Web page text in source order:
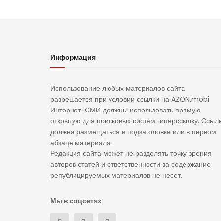
Информация
Использование любых материалов сайта
разрешается при условии ссылки на AZON.mobi
Интернет-СМИ должны использовать прямую
открытую для поисковых систем гиперссылку.
должна размещаться в подзаголовке или в первом
абзаце материала.
Редакция сайта может не разделять точку зрения
авторов статей и ответственности за содержание
републицируемых материалов не несет.
Мы в соцсетях